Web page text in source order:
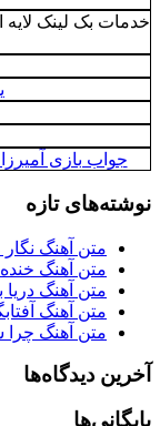
خدمات بک لینک لایه
جواب بازی آمیرزا مرحله 600 تا 800 ،
نوشته‌های تازه
متن آهنگ
متن آهنگ
متن آهنگ
متن آهنگ
متن آهنگ چرا
آخرین دیدگاه‌ها
بایگانی‌ها